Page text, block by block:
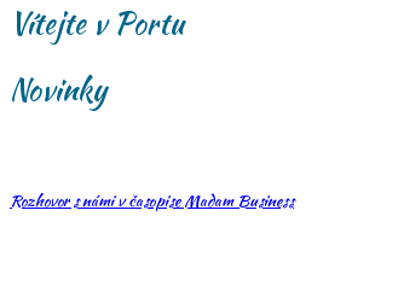
Vítejte v Portu
Novinky
Rozhovor s námi v časopise Madam Business